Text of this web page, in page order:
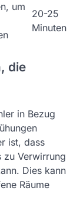
um
20-25
Minuten
die
in Bezug
ist, dass
zu Verwirrung
Dies kann
Räume